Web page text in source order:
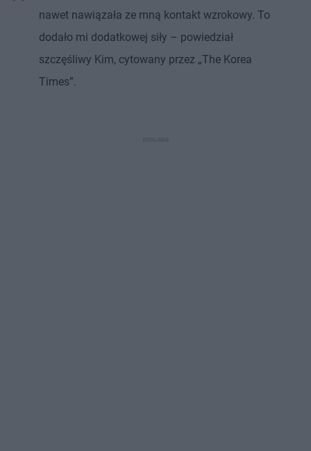
nawet nawiązała ze mną kontakt wzrokowy. To
dodało mi dodatkowej siły – powiedział
szczęśliwy Kim, cytowany przez „The Korea
Times”.